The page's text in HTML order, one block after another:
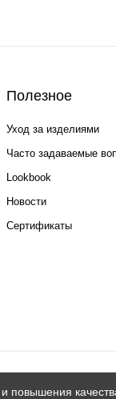
Полезное
Уход за изделиями
Часто задаваемые
Lookbook
Новости
Сертификаты